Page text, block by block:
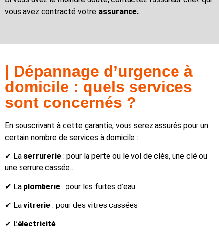
vous avez contracté votre assurance.
| Dépannage d’urgence à
domicile : quels services
sont concernés ?
En souscrivant à cette garantie, vous serez assurés pour un
certain nombre de services à domicile :
✔ La serrurerie : pour la perte ou le vol de clés, une clé ou
une serrure cassée…
✔ La plomberie : pour les fuites d’eau
✔ La vitrerie : pour des vitres cassées
✔ L’électricité